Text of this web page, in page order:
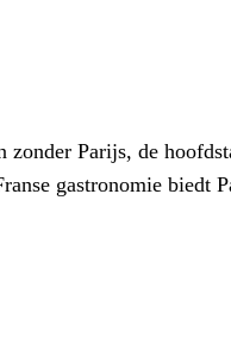
zonder Parijs, de
gastronomie biedt